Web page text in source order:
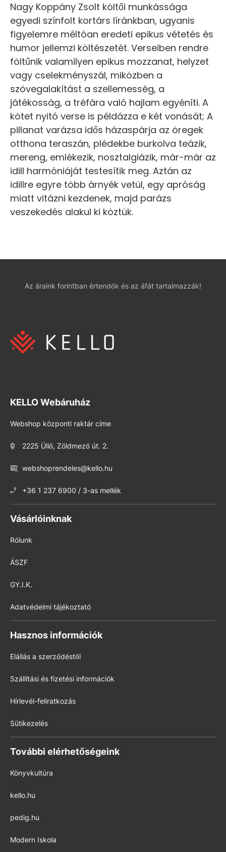
Nagy Koppány Zsolt költői munkássága
egyedi színfolt kortárs líránkban, ugyanis
figyelemre méltóan eredeti epikus vétetés és
humor jellemzi költészetét. Verseiben rendre
föltűnik valamilyen epikus mozzanat, helyzet
vagy cselekményszál, miközben a
szövegalakítást a szellemesség, a
játékosság, a tréfára való hajlam egyéníti. A
kötet nyitó verse is példázza e két vonását; A
pillanat varázsa idős házaspárja az öregek
otthona teraszán, plédekbe burkolva teázik,
mereng, emlékezik, nosztalgiázik, már-már az
idill harmóniáját testesítik meg. Aztán az
idillre egyre több árnyék vetül, egy apróság
miatt vitázni kezdenek, majd parázs
veszekedés alakul ki köztük.
Az áraink forintban értendők és az áfát tartalmazzák!
KELLO Webáruház
Webshop központi raktár címe
2225 Üllő, Zöldmező út. 2.
webshoprendeles@kello.hu
+36 1 237 6900 / 3-as mellék
Vásárlóinknak
Rólunk
ÁSZF
GY.I.K.
Adatvédelmi tájékoztató
Hasznos információk
Elállás a szerződéstől
Szállítási és fizetési információk
Hírlevél-feliratkozás
Sütikezelés
További elérhetőségeink
Könyvkultúra
kello.hu
pedig.hu
Modern Iskola